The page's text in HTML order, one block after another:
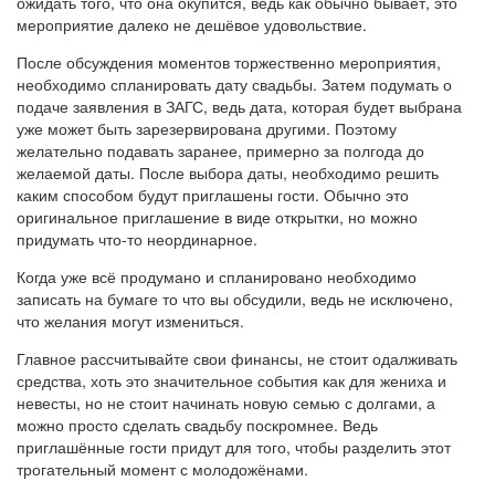
мероприятие далеко не дешёвое удовольствие.
После обсуждения моментов торжественно мероприятия,
необходимо спланировать дату свадьбы. Затем подумать о
подаче заявления в ЗАГС, ведь дата, которая будет выбрана
уже может быть зарезервирована другими. Поэтому
желательно подавать заранее, примерно за полгода до
желаемой даты. После выбора даты, необходимо решить
каким способом будут приглашены гости. Обычно это
оригинальное приглашение в виде открытки, но можно
придумать что-то неординарное.
Когда уже всё продумано и спланировано необходимо
записать на бумаге то что вы обсудили, ведь не исключено,
что желания могут измениться.
Главное рассчитывайте свои финансы, не стоит одалживать
средства, хоть это значительное события как для жениха и
невесты, но не стоит начинать новую семью с долгами, а
можно просто сделать свадьбу поскромнее. Ведь
приглашённые гости придут для того, чтобы разделить этот
трогательный момент с молодожёнами.